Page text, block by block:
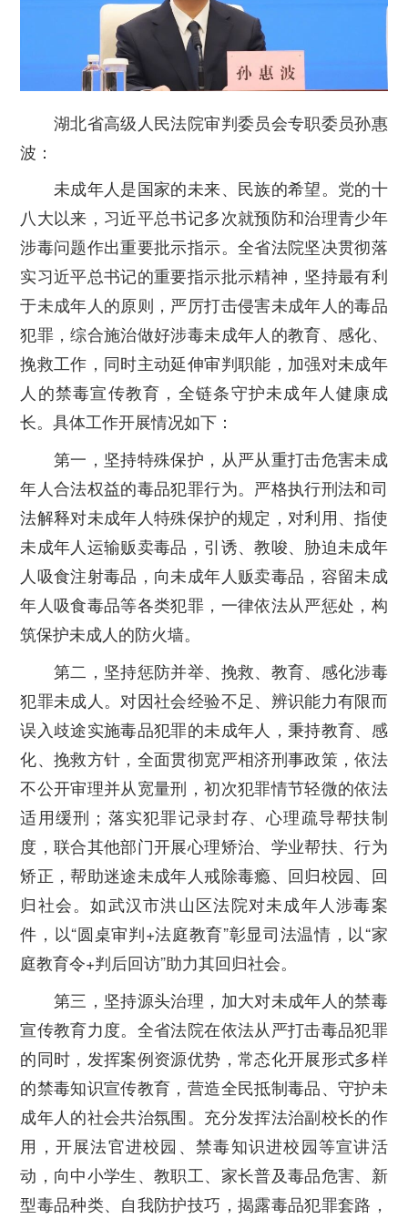
湖北省高级人民法院审判委员会专职委员孙惠
波：
未成年人是国家的未来、民族的希望。党的十
八大以来，习近平总书记多次就预防和治理青少年
涉毒问题作出重要批示指示。全省法院坚决贯彻落
实习近平总书记的重要指示批示精神，坚持最有利
于未成年人的原则，严厉打击侵害未成年人的毒品
犯罪，综合施治做好涉毒未成年人的教育、感化、
挽救工作，同时主动延伸审判职能，加强对未成年
人的禁毒宣传教育，全链条守护未成年人健康成
长。具体工作开展情况如下：
第一，坚持特殊保护，从严从重打击危害未成
年人合法权益的毒品犯罪行为。 严格执行刑法和司
法解释对未成年人特殊保护的规定，对利用、指使
未成年人运输贩卖毒品，引诱、教唆、胁迫未成年
人吸食注射毒品，向未成年人贩卖毒品，容留未成
年人吸食毒品等各类犯罪，一律依法从严惩处，构
筑保护未成人的防火墙。
第二，坚持惩防并举、挽救、教育、感化涉毒
犯罪未成人。对因社会经验不足、辨识能力有限而
误入歧途实施毒品犯罪的未成年人，秉持教育、感
化、挽救方针，全面贯彻宽严相济刑事政策，依法
不公开审理并从宽量刑，初次犯罪情节轻微的依法
适用缓刑；落实犯罪记录封存、心理疏导帮扶制
度，联合其他部门开展心理矫治、学业帮扶、行为
矫正，帮助迷途未成年人戒除毒瘾、回归校园、回
归社会。如武汉市洪山区法院对未成年人涉毒案
件，以“圆桌审判+法庭教育”彰显司法温情，以“家
庭教育令+判后回访”助力其回归社会。
第三，坚持源头治理，加大对未成年人的禁毒
宣传教育力度。 全省法院在依法从严打击毒品犯罪
的同时，发挥案例资源优势，常态化开展形式多样
的禁毒知识宣传教育，营造全民抵制毒品、守护未
成年人的社会共治氛围。充分发挥法治副校长的作
用，开展法官进校园、禁毒知识进校园等宣讲活
动，向中小学生、教职工、家长普及毒品危害、新
型毒品种类、自我防护技巧，揭露毒品犯罪套路，